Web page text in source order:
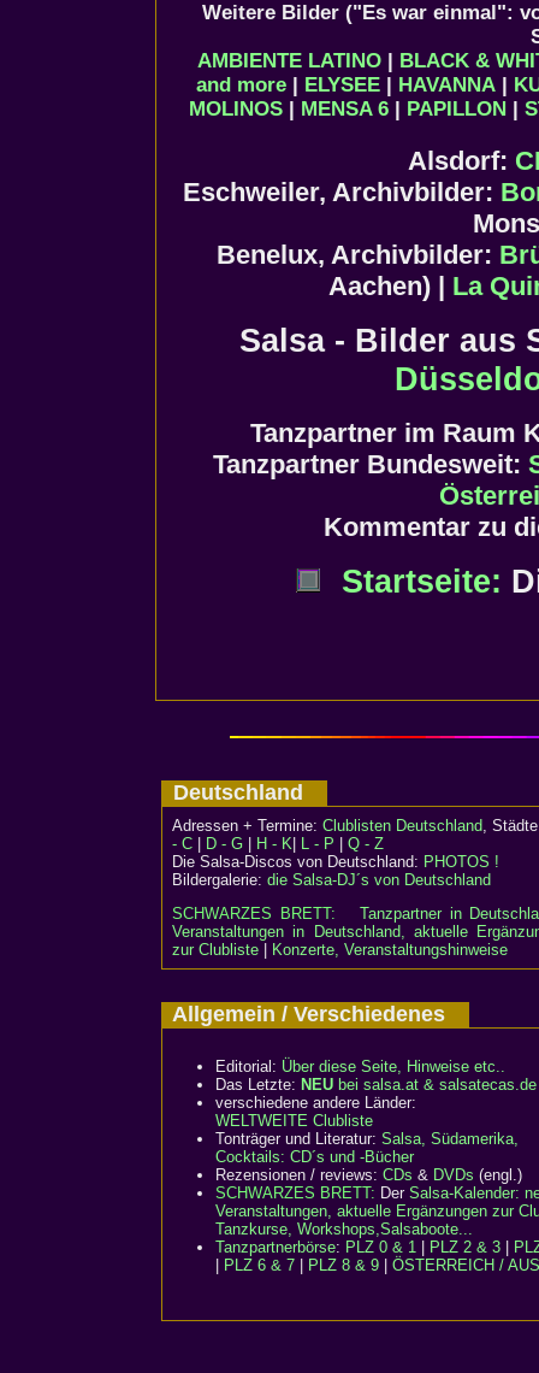
Weitere Bilder ("Es war einmal":
AMBIENTE LATINO | BLACK &
and more | ELYSEE | HAVANNA |
MOLINOS | MENSA 6 | PAPILLON |
Alsdorf:
Eschweiler, Archivbilder:
Benelux, Archivbilder:
Aachen) | La
Salsa - Bilder aus
Tanzpartner im Raum
Tanzpartner Bundesweit:
Kommentar zu
Startseite:
Deutschland
Adressen + Termine: Clublisten Deutschland,
- C
D - G H - K L - P
Q - Z
Die Salsa-Discos von Deutschland: PHOTOS !
Bildergalerie: die Salsa-DJ´s von Deutschland
SCHWARZES BRETT:
Tanzpartner in
Veranstaltungen in Deutschland, aktuelle
zur Clubliste
Konzerte, Veranstaltungshinweise
Allgemein / Verschiedenes
Editorial: Über diese Seite, Hinweise etc..
Das Letzte: NEU bei salsa.at & salsatecas.de
verschiedene andere Länder:
WELTWEITE Clubliste
Tonträger und Literatur: Salsa, Südamerika,
Cocktails: CD´s und -Bücher
Rezensionen / reviews: CDs & DVDs (engl.)
SCHWARZES BRETT: Der Salsa-Kalender:
Veranstaltungen, aktuelle Ergänzungen zur
Tanzkurse, Workshops,Salsaboote...
Tanzpartnerbörse: PLZ 0 & 1 PLZ 2 & 3
PLZ 6 & 7 PLZ 8 & 9 ÖSTERREICH /